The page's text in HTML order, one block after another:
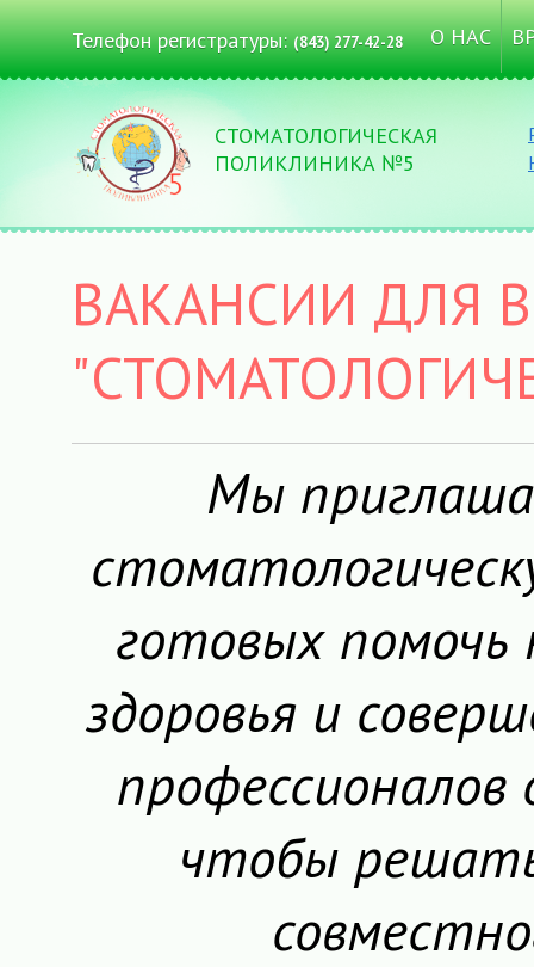
Телефон регистратуры:(843) 277-42-28 О НАС
СТОМАТОЛОГИЧЕСКАЯ
ПОЛИКЛИНИКА №5
ВАКАНСИИ ДЛЯ
Мы
готовых
здоровья и
чтобы